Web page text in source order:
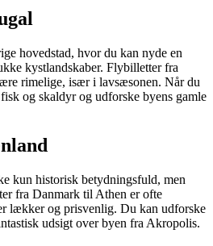
hovedstad, hvor du kan nyde en
kystlandskaber. Flybilletter fra
rimelige, især i lavsæsonen. Når du
og skaldyr og udforske byens gamle
kun historisk betydningsfuld, men
fra Danmark til Athen er ofte
lækker og prisvenlig. Du kan udforske
udsigt over byen fra Akropolis.